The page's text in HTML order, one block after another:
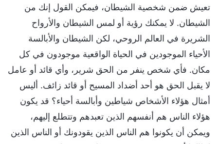
تعيش ضمن شخصية الشيطان، فيمكن القول إنك من
الشيطان. لا يمكنك رؤية أو لمس الشيطان والأرواح
الشريرة في العالم الروحي، لكن الشيطان والأبالسة
الأحياء الموجودين في الحياة الواقعية موجودون في كل
مكان. فأي شخص ينفر من الحق شرير، وأي قائد أو عامل
لا يقبل الحق هو أحد أضداد المسيح أو قائد زائف. أليس
أمثال هؤلاء الأشخاص شياطين وأبالسة أحياء؟ قد يكون
هؤلاء الناس هم أنفسهم الذين تعبدهم وتتطلع إليهم،
ويمكن أن يكونوا هم الناس الذين يقودونك أو الناس الذين